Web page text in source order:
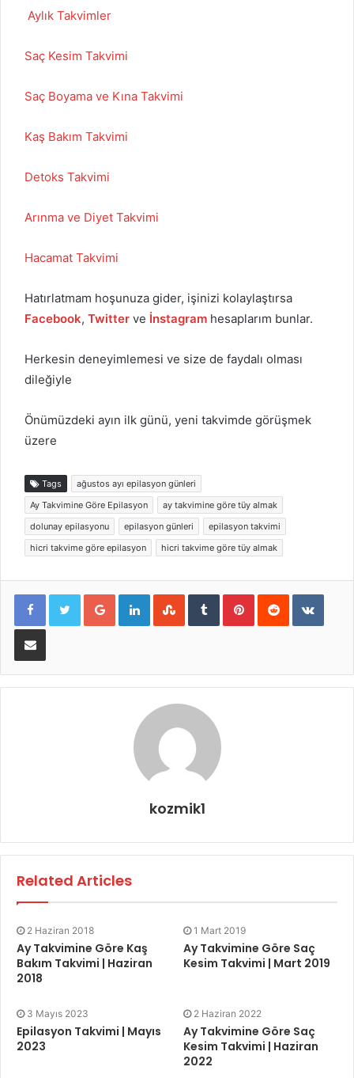
Aylık Takvimler
Saç Kesim Takvimi
Saç Boyama ve Kına Takvimi
Kaş Bakım Takvimi
Detoks Takvimi
Arınma ve Diyet Takvimi
Hacamat Takvimi
Hatırlatmam hoşunuza gider, işinizi kolaylaştırsa
Facebook, Twitter ve İnstagram hesaplarım bunlar.
Herkesin deneyimlemesi ve size de faydalı olması
dileğiyle
Önümüzdeki ayın ilk günü, yeni takvimde görüşmek
üzere
Tags
ağustos ayı epilasyon günleri
Ay Takvimine Göre Epilasyon
ay takvimine göre tüy almak
dolunay epilasyonu
epilasyon günleri
epilasyon takvimi
hicri takvime göre epilasyon
hicri takvime göre tüy almak
Google+LinkedInStumbleUpon
TumblrPinterestReddit
E-Posta ile paylaş
kozmik1
Related Articles
2 Haziran 2018
Ay Takvimine Göre Kaş
Bakım Takvimi | Haziran
2018
1 Mart 2019
Ay Takvimine Göre Saç
Kesim Takvimi | Mart 2019
3 Mayıs 2023
Epilasyon Takvimi | Mayıs
2023
2 Haziran 2022
Ay Takvimine Göre Saç
Kesim Takvimi | Haziran
2022